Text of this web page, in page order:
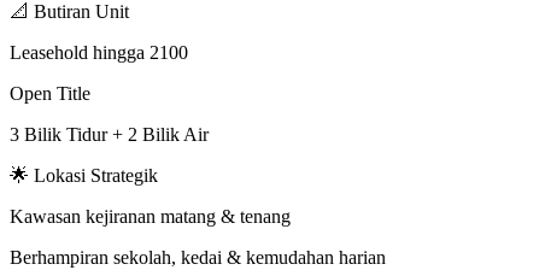
📐 Butiran Unit
Leasehold hingga 2100
Open Title
3 Bilik Tidur + 2 Bilik Air
🌟 Lokasi Strategik
Kawasan kejiranan matang & tenang
Berhampiran sekolah, kedai & kemudahan harian